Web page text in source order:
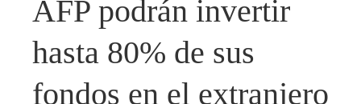
AFP podrán invertir
hasta 80% de sus
fondos en el extranjero